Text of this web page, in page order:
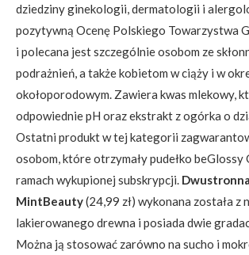
dziedziny ginekologii, dermatologii i
pozytywną Ocenę Polskiego Towarzystwa
i polecana jest szczególnie osobom ze
podrażnień, a także kobietom w ciąży i w
okołoporodowym. Zawiera kwas mlekowy,
odpowiednie pH oraz ekstrakt z ogórka o
Ostatni produkt w tej kategorii
osobom, które otrzymały pudełko beGlossy
ramach wykupionej subskrypcji.
MintBeauty(24,99 zł) wykonana została z
lakierowanego drewna i posiada dwie
Można ją stosować zarówno na sucho i